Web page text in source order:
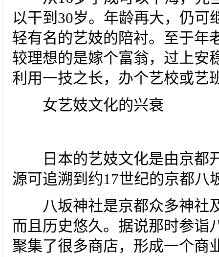
以干到30岁。年龄再大，仍可
轻有名的艺妓的陪衬。至于年
较理想的是嫁个富翁，过上安
利用一技之长，办个艺校或艺
女艺妓文化的兴衰
日本的艺妓文化是由京都
源可追溯到约17世纪的京都八
八坂神社是京都众多神社
而且历史悠久。据说那时参诣
聚集了很多商店，形成一个商